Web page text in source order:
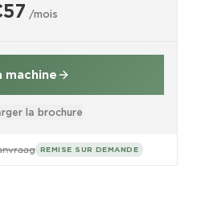
/mois
machine
la brochure
REMISE SUR DEMANDE